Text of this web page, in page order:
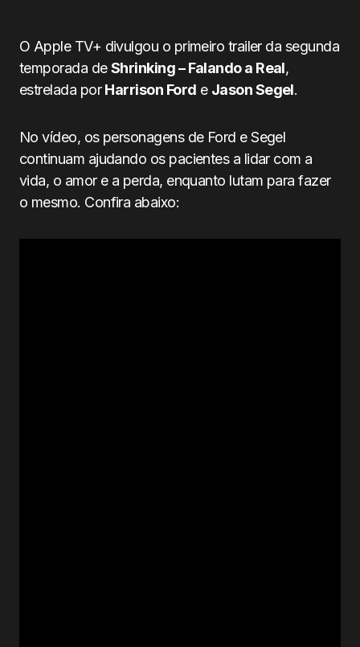
O Apple TV+ divulgou o primeiro trailer da segunda
temporada deShrinking – Falando a Real,
estrelada porHarrison Ford e Jason Segel.
No vídeo, os personagens de Ford e Segel
continuam ajudando os pacientes a lidar com a
vida, o amor e a perda, enquanto lutam para fazer
o mesmo. Confira abaixo: